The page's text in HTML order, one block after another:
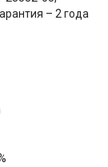
– 2 года